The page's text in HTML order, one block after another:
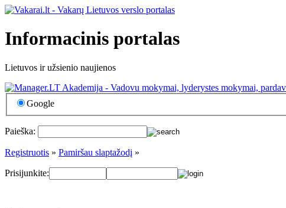
Informacinis portalas
Lietuvos ir užsienio naujienos
Google
Paieška:
Registruotis » Pamiršau slaptažodį »
Prisijunkite: